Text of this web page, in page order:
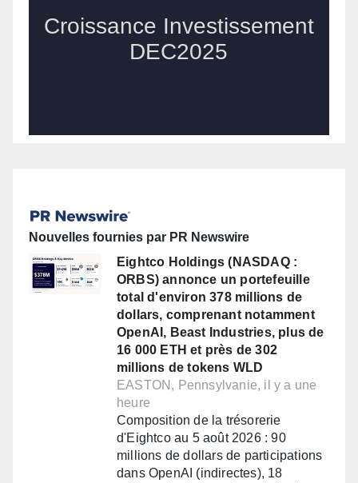
Nouvelles fournies par PR Newswire
Eightco Holdings (NASDAQ :
ORBS) annonce un portefeuille
total d'environ 378 millions de
dollars, comprenant notamment
OpenAI, Beast Industries, plus de
16 000 ETH et près de 302
millions de tokens WLD
EASTON, Pennsylvanie, il y a une
heure
Composition de la trésorerie
d'Eightco au 5 août 2026 : 90
millions de dollars de participations
dans OpenAI (indirectes), 18